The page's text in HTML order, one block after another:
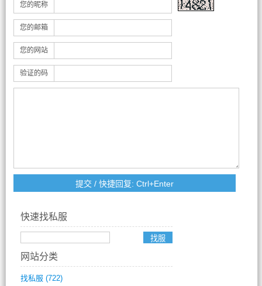
您的昵称
您的邮箱
您的网站
验证的码
快速找私服
网站分类
找私服 (722)